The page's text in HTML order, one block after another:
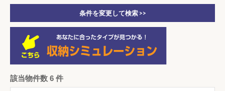
条件を変更して検索 >>
該当物件数 6 件